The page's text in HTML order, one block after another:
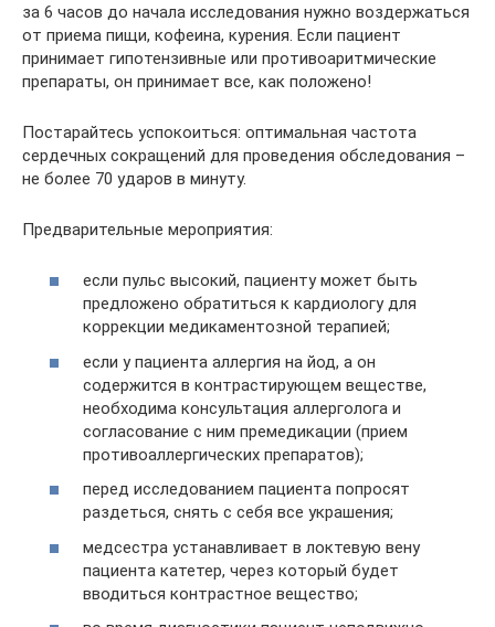
за 6 часов до начала исследования нужно воздержаться
от приема пищи, кофеина, курения. Если пациент
принимает гипотензивные или противоаритмические
препараты, он принимает все, как положено!
Постарайтесь успокоиться: оптимальная частота
сердечных сокращений для проведения обследования –
не более 70 ударов в минуту.
Предварительные мероприятия:
если пульс высокий, пациенту может быть
предложено обратиться к кардиологу для
коррекции медикаментозной терапией;
если у пациента аллергия на йод, а он
содержится в контрастирующем веществе,
необходима консультация аллерголога и
согласование с ним премедикации (прием
противоаллергических препаратов);
перед исследованием пациента попросят
раздеться, снять с себя все украшения;
медсестра устанавливает в локтевую вену
пациента катетер, через который будет
вводиться контрастное вещество;